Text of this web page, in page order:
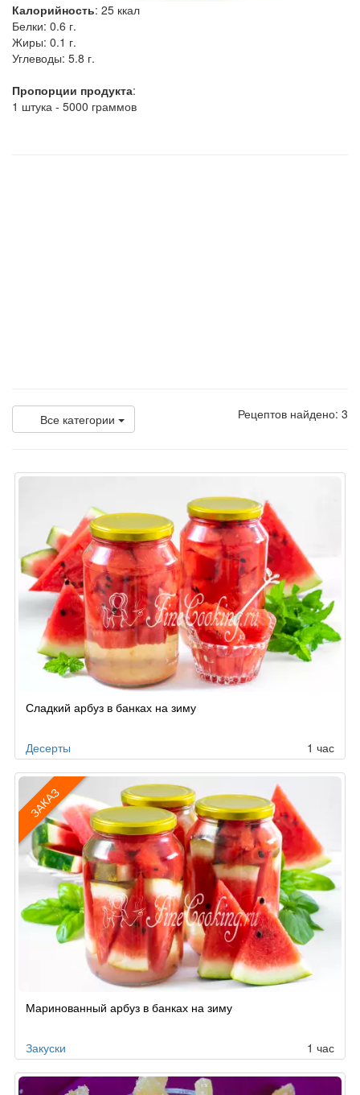
Калорийность: 25 ккал
Белки: 0.6 г.
Жиры: 0.1 г.
Углеводы: 5.8 г.
Пропорции продукта:
1 штука - 5000 граммов
Все категории Рецептов найдено: 3
Сладкий арбуз в банках на зиму
Десерты 1 час
ЗАКАЗ
поМаринованный арбуз в банках на зиму
Закуски 1 час